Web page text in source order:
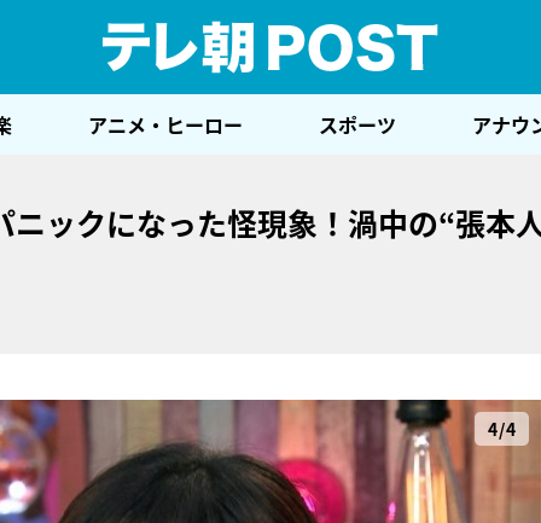
アニメ・ヒーロー スポーツ アナウ
ックになった怪現象！渦中の“張本
4/4